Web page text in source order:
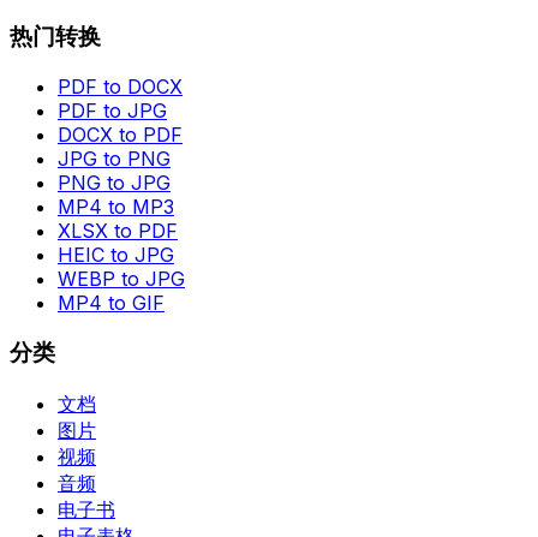
热门转换
PDF to DOCX
PDF to JPG
DOCX to PDF
JPG to PNG
PNG to JPG
MP4 to MP3
XLSX to PDF
HEIC to JPG
WEBP to JPG
MP4 to GIF
分类
文档
图片
视频
音频
电子书